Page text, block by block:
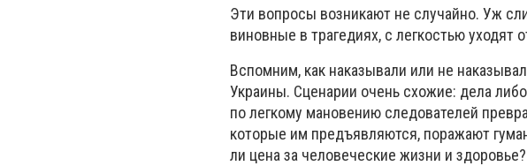
Эти вопросы возникают не случайно. Уж
виновные в трагедиях, с легкостью уходят
Вспомним, как наказывали или не
Украины. Сценарии очень схожие: дела
по легкому мановению следователей
которые им предъявляются, поражают
ли цена за человеческие жизни и здоровье?